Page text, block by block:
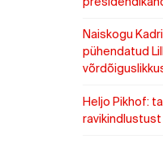
Naiskogu
pühendatud
Heljo Pikhof:
ravikindlustust